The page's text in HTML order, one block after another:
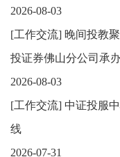
2026-08-03
[工作交流] 晚间投教
投证券佛山分公司承
2026-08-03
[工作交流] 中证投服
线
2026-07-31